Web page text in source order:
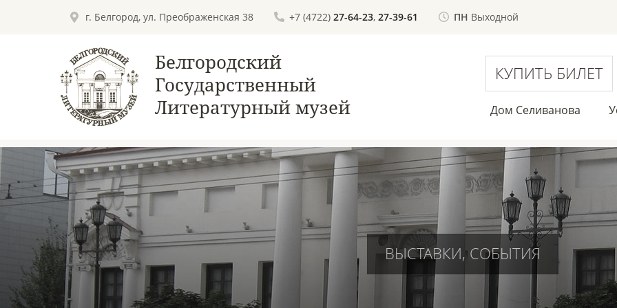
г. Белгород, ул. Преображенская 38 +7 (4722) 27-64-23, 27-39-61 ПН Выходной
Белгородский
Государственный
Литературный музей
КУПИТЬ БИЛЕТ
Дом Селиванова
ВЫСТАВКИ, СОБЫТИЯ